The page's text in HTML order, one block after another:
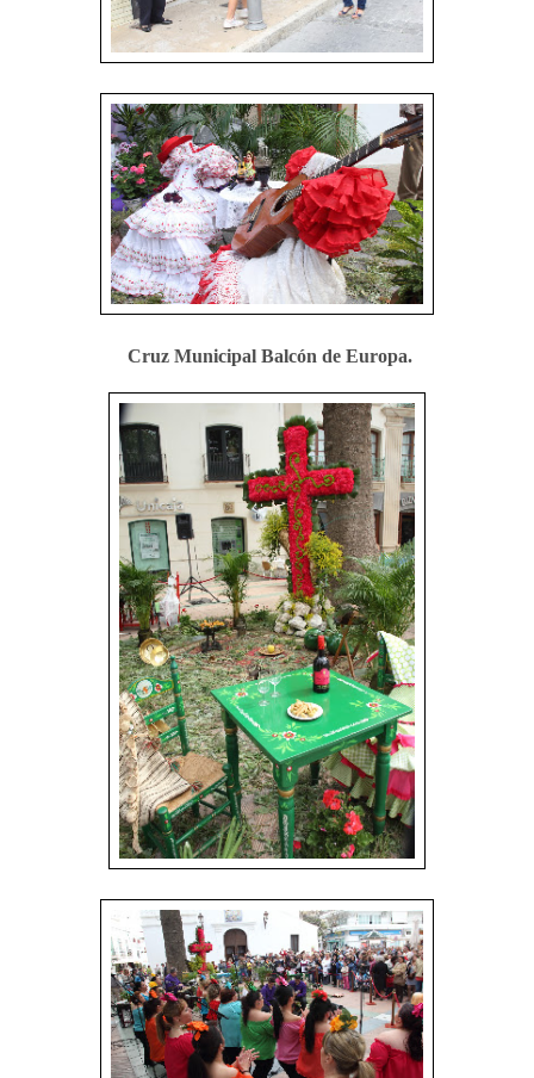
Cruz Municipal Balcón de Europa.